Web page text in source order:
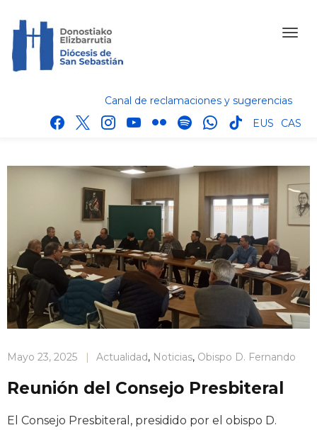
Canal de reclamaciones y sugerencias
facebook
x instagram
youtube
flickr spotifywhatsapp
tik
EUS CAS
Mayo 23, 2025 | Actualidad, Noticias, Obispo D. Fernando
Reunión del Consejo Presbiteral
El Consejo Presbiteral, presidido por el obispo D.